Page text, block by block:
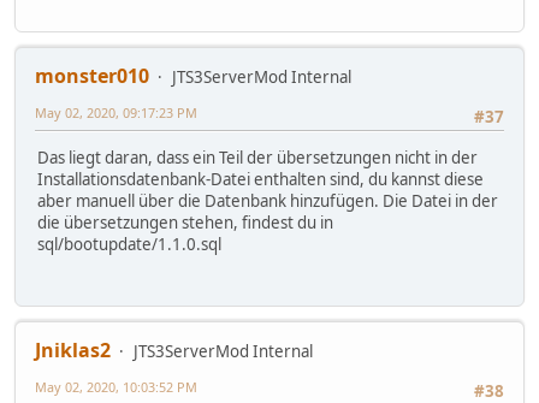
monster010
JTS3ServerMod Internal
#37
May 02, 2020, 09:17:23 PM
Das liegt daran, dass ein Teil der übersetzungen nicht in der
Installationsdatenbank-Datei enthalten sind, du kannst diese
aber manuell über die Datenbank hinzufügen. Die Datei in der
die übersetzungen stehen, findest du in
sql/bootupdate/1.1.0.sql
Jniklas2
JTS3ServerMod Internal
#38
May 02, 2020, 10:03:52 PM